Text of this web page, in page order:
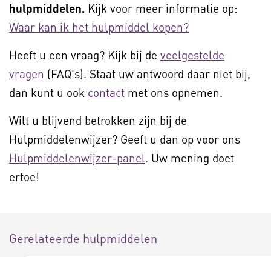
hulpmiddelen. Kijk voor meer informatie op:
Waar kan ik het hulpmiddel kopen?
Heeft u een vraag? Kijk bij de veelgestelde
vragen (FAQ's). Staat uw antwoord daar niet bij,
dan kunt u ook contact met ons opnemen.
Wilt u blijvend betrokken zijn bij de
Hulpmiddelenwijzer? Geeft u dan op voor ons
Hulpmiddelenwijzer-panel. Uw mening doet
ertoe!
Gerelateerde hulpmiddelen